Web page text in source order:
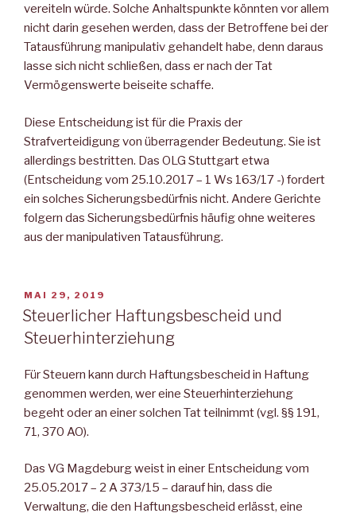
vereiteln würde. Solche Anhaltspunkte könnten vor allem
nicht darin gesehen werden, dass der Betroffene bei der
Tatausführung manipulativ gehandelt habe, denn daraus
lasse sich nicht schließen, dass er nach der Tat
Vermögenswerte beiseite schaffe.
Diese Entscheidung ist für die Praxis der
Strafverteidigung von überragender Bedeutung. Sie ist
allerdings bestritten. Das OLG Stuttgart etwa
(Entscheidung vom 25.10.2017 – 1 Ws 163/17 -) fordert
ein solches Sicherungsbedürfnis nicht. Andere Gerichte
folgern das Sicherungsbedürfnis häufig ohne weiteres
aus der manipulativen Tatausführung.
VERÖFFENTLICHT
AM
MAI 29, 2019
Steuerlicher Haftungsbescheid und
Steuerhinterziehung
Für Steuern kann durch Haftungsbescheid in Haftung
genommen werden, wer eine Steuerhinterziehung
begeht oder an einer solchen Tat teilnimmt (vgl. §§ 191,
71, 370 AO).
Das VG Magdeburg weist in einer Entscheidung vom
25.05.2017 – 2 A 373/15 – darauf hin, dass die
Verwaltung, die den Haftungsbescheid erlässt, eine